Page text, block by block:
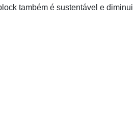
também é sustentável e